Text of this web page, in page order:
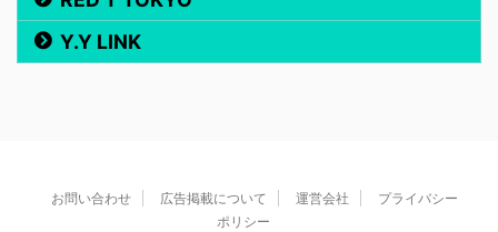
Y.Y LINK
お問い合わせ 広告掲載について 運営会社
プライバシー
ポリシー